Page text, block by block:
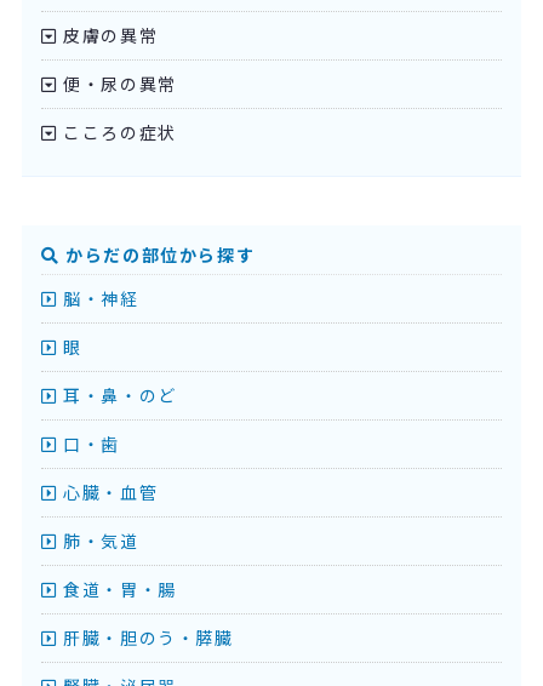
皮膚の異常
便・尿の異常
こころの症状
からだの部位から探す
脳・神経
眼
耳・鼻・のど
口・歯
心臓・血管
肺・気道
食道・胃・腸
肝臓・胆のう・膵臓